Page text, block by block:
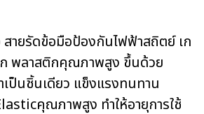
ายรัดข้อมือป้องกันไฟฟ้าสถิตย์ เก
พลาสติกคุณภาพสูง ขึ้นด้วย
ป็นชิ้นเดียว แข็งแรงทนทาน
คุณภาพสูง ทำให้อายุการใช้